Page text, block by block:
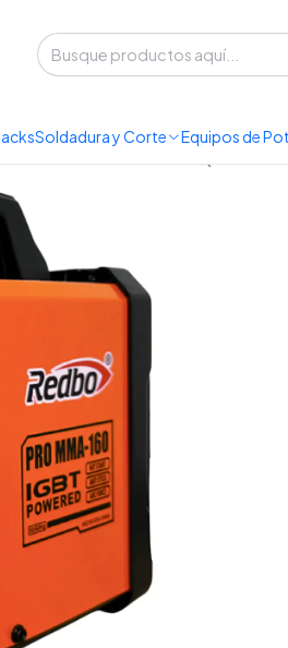
Soldadura y Corte Equipos de
Soldadora MMA Soldadora Inverter